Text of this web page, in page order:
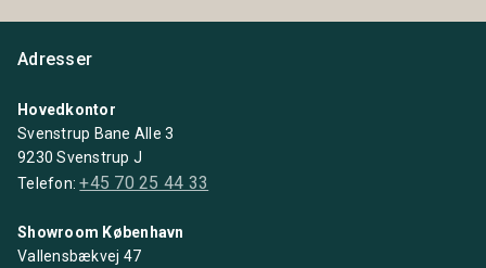
Adresser
Hovedkontor
Svenstrup Bane Alle 3
9230 Svenstrup J
Telefon:+45 70 25 44 33
Showroom København
Vallensbækvej 47